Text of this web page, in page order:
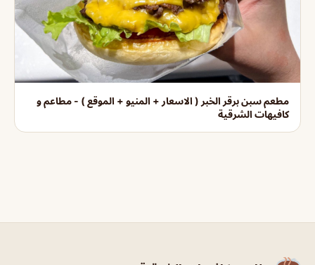
مطعم سبن برقر الخبر ( الاسعار + المنيو + الموقع ) - مطاعم و
كافيهات الشرقية